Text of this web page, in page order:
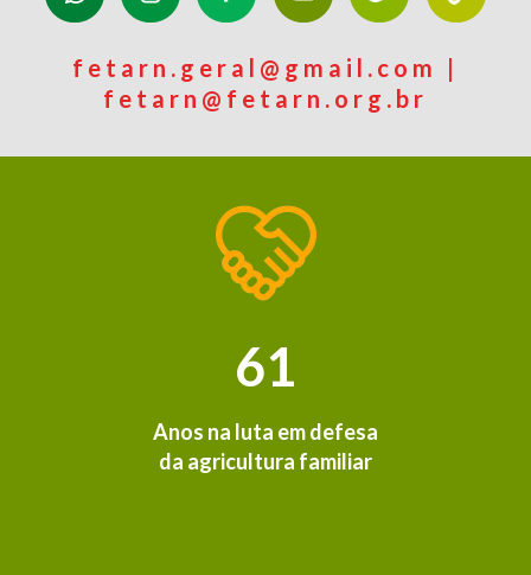
fetarn.geral@gmail.com |
fetarn@fetarn.org.br
61
Anos na luta em defesa
da agricultura familiar